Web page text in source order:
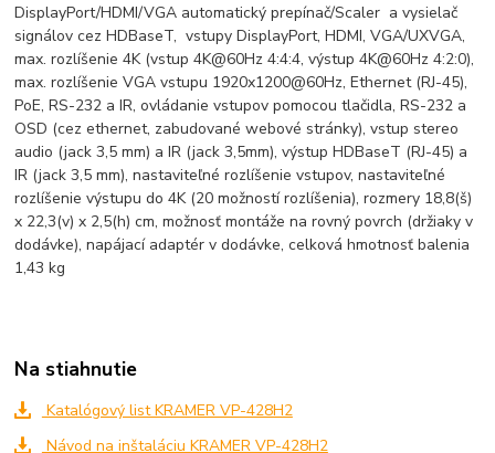
DisplayPort/HDMI/VGA automatický prepínač/Scaler a vysielač
signálov cez HDBaseT, vstupy DisplayPort, HDMI, VGA/UXVGA,
max. rozlíšenie 4K (vstup 4K@60Hz 4:4:4, výstup 4K@60Hz 4:2:0),
max. rozlíšenie VGA vstupu 1920x1200@60Hz, Ethernet (RJ-45),
PoE, RS-232 a IR, ovládanie vstupov pomocou tlačidla, RS-232 a
OSD (cez ethernet, zabudované webové stránky), vstup stereo
audio (jack 3,5 mm) a IR (jack 3,5mm), výstup HDBaseT (RJ-45) a
IR (jack 3,5 mm), nastaviteľné rozlíšenie vstupov, nastaviteľné
rozlíšenie výstupu do 4K (20 možností rozlíšenia), rozmery 18,8(š)
x 22,3(v) x 2,5(h) cm, možnosť montáže na rovný povrch (držiaky v
dodávke), napájací adaptér v dodávke, celková hmotnosť balenia
1,43 kg
Na stiahnutie
Katalógový list KRAMER VP-428H2
Návod na inštaláciu KRAMER VP-428H2